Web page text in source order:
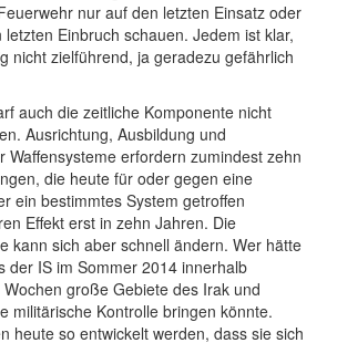
nur auf den letzten Einsatz oder
Einbruch schauen. Jedem ist klar,
nicht zielführend, ja geradezu gefährlich
auch die zeitliche Komponente nicht
Ausrichtung, Ausbildung und
Waffensysteme erfordern zumindest zehn
die heute für oder gegen eine
ein bestimmtes System getroffen
Effekt erst in zehn Jahren. Die
kann sich aber schnell ändern. Wer hätte
der IS im Sommer 2014 innerhalb
große Gebiete des Irak und
militärische Kontrolle bringen könnte.
heute so entwickelt werden, dass sie sich